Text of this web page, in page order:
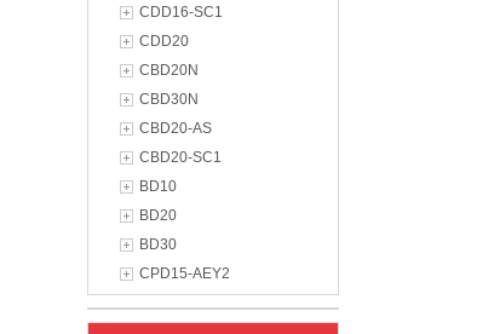
CDD16-SC1
CDD20
CBD20N
CBD30N
CBD20-AS
CBD20-SC1
BD10
BD20
BD30
CPD15-AEY2